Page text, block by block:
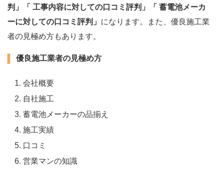
判」「 工事内容に対しての口コミ評判」「 蓄電池メーカ
ーに対しての口コミ評判」 になります。また、優良施工業
者の見極め方もあります。
優良施工業者の見極め方
会社概要
自社施工
蓄電池メーカーの品揃え
施工実績
口コミ
営業マンの知識